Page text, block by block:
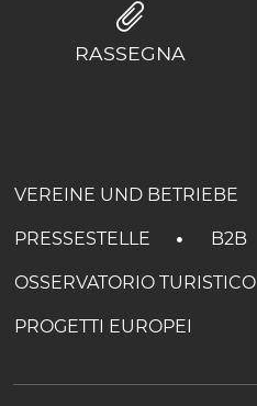
RASSEGNA
VEREINE UND BETRIEBE
PRESSESTELLE B2B
OSSERVATORIO TURISTICO
PROGETTI EUROPEI